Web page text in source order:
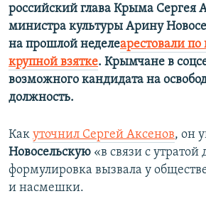
российский глава Крыма Сергея
министра культуры Арину
на прошлой неделеарестовали
крупной взятке. Крымчане в
возможного кандидата на
должность.
Как уточнил Сергей Аксенов, он
Новосельскую «в связи с утратой
формулировка вызвала у
и насмешки.